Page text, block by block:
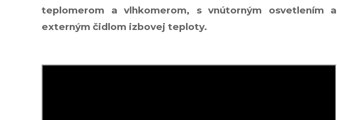
teplomerom a vlhkomerom, s vnútorným osvetlením a
externým čidlom izbovej teploty.